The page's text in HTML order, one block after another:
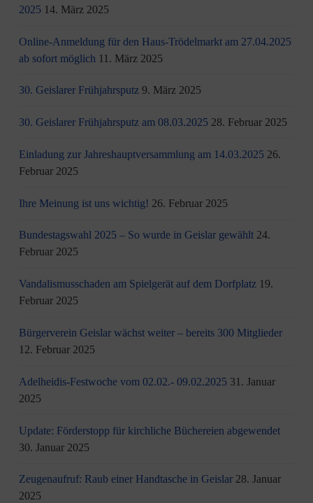
2025 14. März 2025
Online-Anmeldung für den Haus-Trödelmarkt am 27.04.2025
ab sofort möglich 11. März 2025
30. Geislarer Frühjahrsputz 9. März 2025
30. Geislarer Frühjahrsputz am 08.03.2025 28. Februar 2025
Einladung zur Jahreshauptversammlung am 14.03.2025 26.
Februar 2025
Ihre Meinung ist uns wichtig! 26. Februar 2025
Bundestagswahl 2025 – So wurde in Geislar gewählt 24.
Februar 2025
Vandalismusschaden am Spielgerät auf dem Dorfplatz 19.
Februar 2025
Bürgerverein Geislar wächst weiter – bereits 300 Mitglieder
12. Februar 2025
Adelheidis-Festwoche vom 02.02.- 09.02.2025 31. Januar
2025
Update: Förderstopp für kirchliche Büchereien abgewendet
30. Januar 2025
Zeugenaufruf: Raub einer Handtasche in Geislar 28. Januar
2025